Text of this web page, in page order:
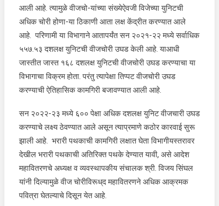
आली आहे. त्यामुळे वीजचो-यांच्या संख्येऐवजी विजेच्या युनिटची
अधिक चोरी होणा-या ठिकाणी आता लक्ष केंद्रीत करण्यात आले
आहे. परिणामी या विभागाने आतापर्यंत सन २०२१-२२ मध्ये सर्वाधिक
५५७.५३ दशलक्ष युनिटची वीजचोरी उघड केली आहे. याआधी
जास्तीत जास्त १६८ दशलक्ष युनिटची वीजचोरी उघड करण्याचा या
विभागाचा विक्रम होता. परंतु त्यापेक्षा तिप्पट वीजचोरी उघड
करण्याची ऐतिहासिक कामगिरी बजावण्यात आली आहे.
सन २०२२-२३ मध्ये ६०० पेक्षा अधिक दशलक्ष युनिट वीजचारी उघड
करण्याचे लक्ष्य ठेवण्यात आले असून त्याप्रमाणे कठोर कारवाई सुरू
झाली आहे. भरारी पथकाची कामगिरी लक्षात घेता विभागीयस्तरावर
देखील भरारी पथकाची अतिरिक्त पथके देण्यात यावी, असे आदेश
महावितरणचे अध्यक्ष व व्यवस्थापकीय संचालक श्री. विजय सिंघल
यांनी दिल्यामुळे वीज चोरीविरूध्‌द महावितरणने अधिक आक्रमक
पवित्रा घेतल्याचे दिसून येत आहे.